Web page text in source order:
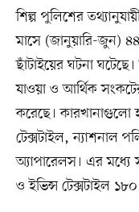
শিল্প পুলিশের
মাসে (জানুয়ারি-জুন)
ছাঁটাইয়ের ঘটনা
যাওয়া ও আর্থিক
করেছে। কারখানাগুলো
টেক্সটাইল, ন্যাশনাল
অ্যাপারেলস। এর
ও ইভিন্স টেক্সটাইল